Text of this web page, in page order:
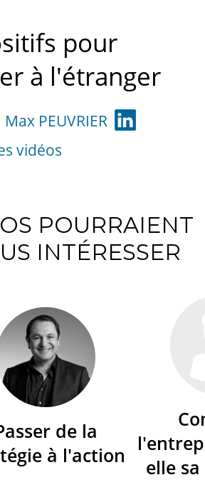
pour
à l'étranger
Max PEUVRIER
vidéos
POURRAIENT
INTÉRESSER
de la
à l'action
elle